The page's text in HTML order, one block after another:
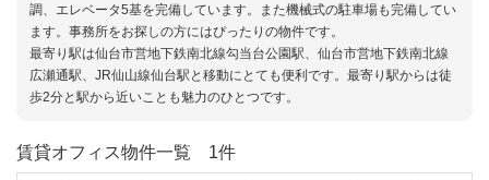
調、エレベータ5基を完備しています。また機械式の駐車場も完備してい
ます。事務所をお探しの方にはぴったりの物件です。
最寄り駅は仙台市営地下鉄南北線勾当台公園駅、仙台市営地下鉄南北線
広瀬通駅、JR仙山線仙台駅と移動にとても便利です。最寄り駅からは徒
歩2分と駅から近いことも魅力のひとつです。
賃貸オフィス物件一覧 1件